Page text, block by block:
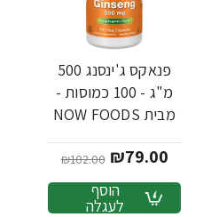
פנאקס ג'ינסנג 500
מ"ג - 100 כמוסות -
מבית NOW FOODS
₪79.00
₪102.00
הוסף
לעגלה